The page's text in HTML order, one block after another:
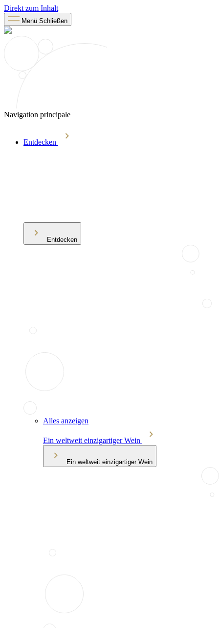
Direkt zum Inhalt
Menü Schließen
Navigation principale
Entdecken
Entdecken
Alles anzeigen
Ein weltweit einzigartiger Wein
Ein weltweit einzigartiger Wein